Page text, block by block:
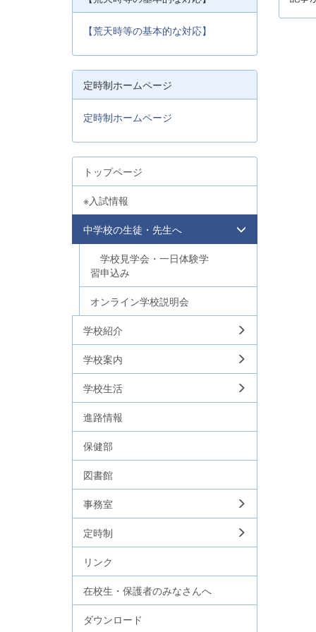
【荒天時等の基本的な対応】
定時制ホームページ
定時制ホームページ
トップページ
※入試情報
中学校の生徒・先生へ
学校見学会・一日体験学
習申込み
オンライン学校説明会
学校紹介
学校案内
学校生活
進路情報
保健部
図書館
事務室
定時制
リンク
在校生・保護者のみなさんへ
ダウンロード